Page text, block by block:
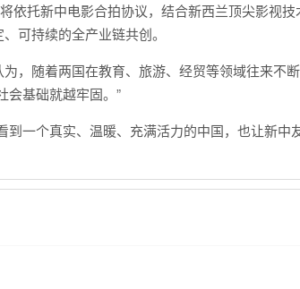
托新中电影合拍协议，结合新西兰顶尖影视技
可持续的全产业链共创。
随着两国在教育、旅游、经贸等领域往来不
会基础就越牢固。”
一个真实、温暖、充满活力的中国，也让新中